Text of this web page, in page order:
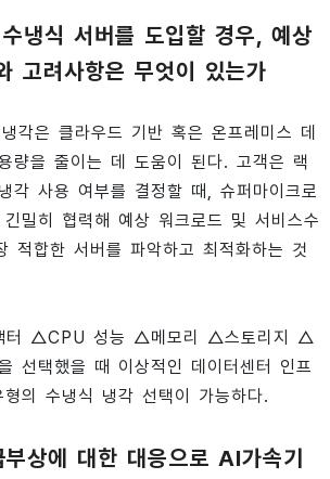
냉식 서버를 도입할 경우, 예상
고려사항은 무엇이 있는가
각은 클라우드 기반 혹은 온프레미스 데
량을 줄이는 데 도움이 된다. 고객은 랙
각 사용 여부를 결정할 때, 슈퍼마이크로
밀히 협력해 예상 워크로드 및 서비스수
적합한 서버를 파악하고 최적화하는 것
터 △CPU 성능 △메모리 △스토리지 △
선택했을 때 이상적인 데이터센터 인프
의 수냉식 냉각 선택이 가능하다.
상에 대한 대응으로 AI가속기